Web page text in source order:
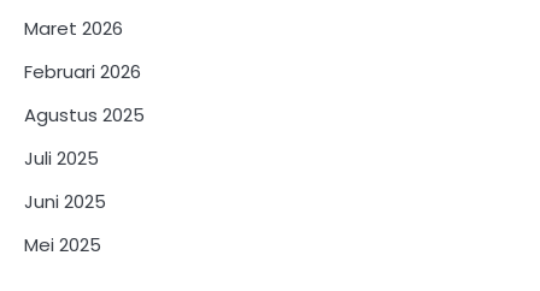
Maret 2026
Februari 2026
Agustus 2025
Juli 2025
Juni 2025
Mei 2025